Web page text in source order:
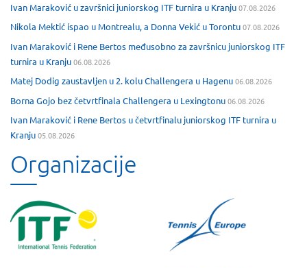
Ivan Maraković u završnici juniorskog ITF turnira u Kranju07.08.2026
Nikola Mektić ispao u Montrealu, a Donna Vekić u Torontu07.08.2026
Ivan Maraković i Rene Bertos međusobno za završnicu juniorskog ITF
turnira u Kranju06.08.2026
Matej Dodig zaustavljen u 2. kolu Challengera u Hagenu06.08.2026
Borna Gojo bez četvrtfinala Challengera u Lexingtonu06.08.2026
Ivan Maraković i Rene Bertos u četvrtfinalu juniorskog ITF turnira u
Kranju05.08.2026
Organizacije